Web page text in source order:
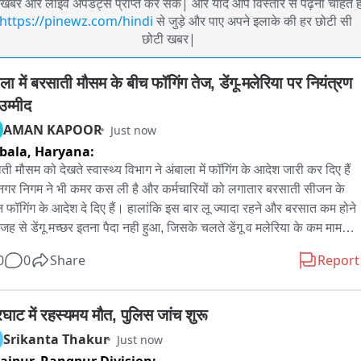
https://pinewz.com/hindi से जुड़े और पाए अपने इलाके की हर छोटी सी
छोटी खबर|
में बरसाती मौसम के बीच फॉगिंग तेज, डेंगू-मलेरिया पर नियंत्रण
AMAN KAPOOR Just now
Haryana:
मौसम को देखते स्वास्थ्य विभाग ने अंबाला में फॉगिंग के आदेश जारी कर दिए हैं
निगम ने भी कमर कस ली है और कर्मचारियों को लगातार बरसाती सीजन के
फॉगिंग के आदेश दे दिए हैं। हालांकि इस बार लू ज्यादा रहने और बरसात कम होने
से डेंगू मच्छर इतना पैदा नही हुआ, जिसके चलते डेंगू व मलेरिया के कम मामले
अंबाला में डेंगू और मलेरिया जैसी बीमारियों की रोकथाम के लिए स्वास्थ्य विभाग
के आदेश जारी कर दिए हैं। वहीं नगर निगम की टीमें भी शहर के अलग-अलग
में लगातार फॉगिंग कर रही हैं। अधिकारियों का कहना है कि इस बार लंबे समय
0 Share Report
में रहस्यमय मौत, पुलिस जांच शुरू
Srikanta Thakur Just now